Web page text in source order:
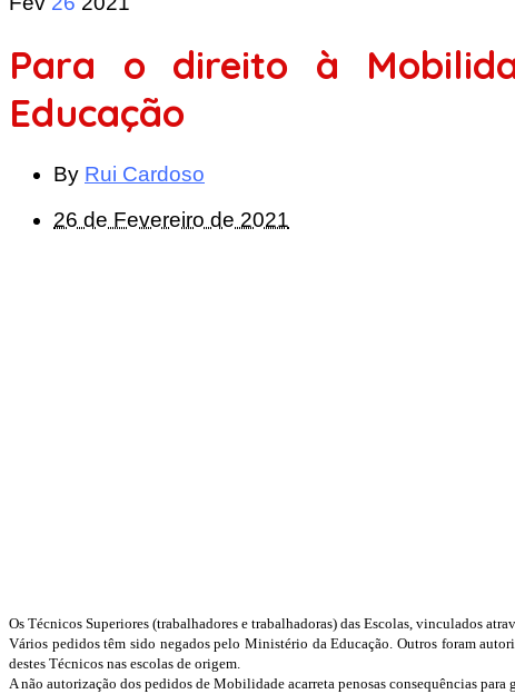
Para o direito à
Educação
By Rui Cardoso
26 de Fevereiro de 2021
Os Técnicos Superiores (trabalhadores e trabalhadoras) das Escolas, vinculados
Vários pedidos têm sido negados pelo Ministério da Educação. Outros foram
destes Técnicos nas escolas de origem.
A não autorização dos pedidos de Mobilidade acarreta penosas consequências